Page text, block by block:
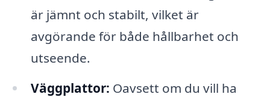
är jämnt och stabilt, vilket är
avgörande för både hållbarhet och
utseende.
Väggplattor: Oavsett om du vill ha